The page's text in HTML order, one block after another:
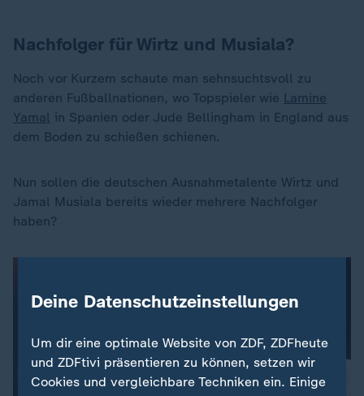
Nachfolger für Wirtz und Musiala?
Noch vor Kurzem schaute man sehnsuchtsvoll zu
anderen Fußballnationen, wo Topspieler wie Lamine
Yamal in Spanien oder Jude Bellingham in England aus
dem Boden zu schießen schienen.
Nun sollen die deutschen Ausnahmetalente Wirtz und
Jamal Musiala bereits wieder mehrere Nachfolger
haben?
Deine Datenschutzeinstellungen
Um dir eine optimale Website von ZDF, ZDFheute
und ZDFtivi präsentieren zu können, setzen wir
Cookies und vergleichbare Techniken ein. Einige